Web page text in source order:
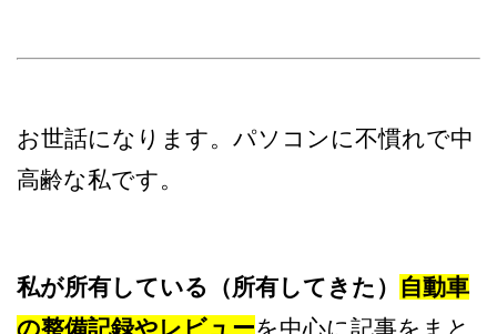
お世話になります。パソコンに不慣れで中
高齢な私です。
私が所有している（所有してきた） 自動車
の整備記録やレビューを中心に記事をまと